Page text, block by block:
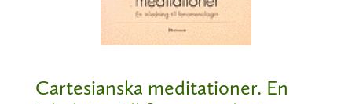
Cartesianska meditationer. En